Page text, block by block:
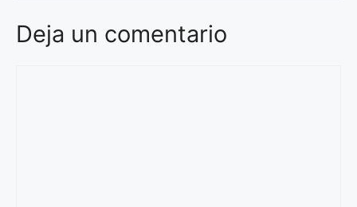
Deja un comentario